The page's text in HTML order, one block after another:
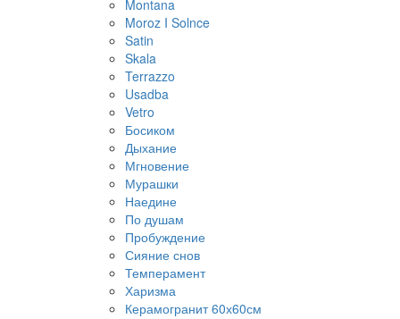
Montana
Moroz I Solnce
Satin
Skala
Terrazzo
Usadba
Vetro
Босиком
Дыхание
Мгновение
Мурашки
Наедине
По душам
Пробуждение
Сияние снов
Темперамент
Харизма
Керамогранит 60х60см